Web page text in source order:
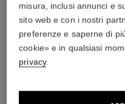
misura, inclusi annunci e
sito web e con i nostri
preferenze e saperne di
cookie» e in qualsiasi
privacy.